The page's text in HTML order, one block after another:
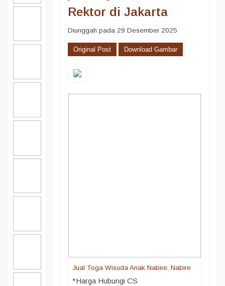
Rektor di Jakarta
Diunggah pada 29 Desember 2025
Original Post Download Gambar
Jual Toga Wisuda Anak Nabire, Nabire
*Harga Hubungi CS